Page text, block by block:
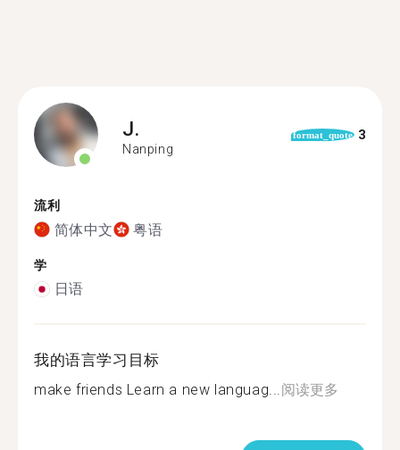
J.
Nanping
format_quote 3
流利
简体中文 粤语
学
日语
我的语言学习目标
make friends Learn a new languag...阅读更多